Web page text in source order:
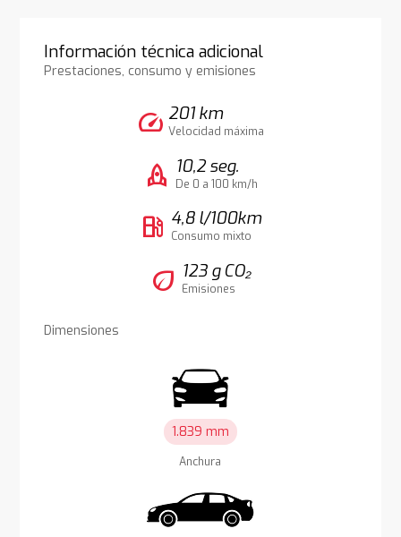
Información técnica adicional
Prestaciones, consumo y emisiones
speed 201 km
Velocidad máxima
rocket 10,2 seg.
De 0 a 100 km/h
local_gas_station 4,8 l/100km
Consumo mixto
eco 123 g CO₂
Emisiones
Dimensiones
1.839 mm
Anchura